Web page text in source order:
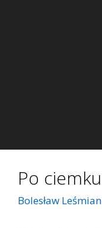
Po ciemku
Bolesław Leśmian